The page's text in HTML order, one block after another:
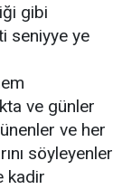
gibi
seniyye ye
ve günler
ve her
söyleyenler
kadir